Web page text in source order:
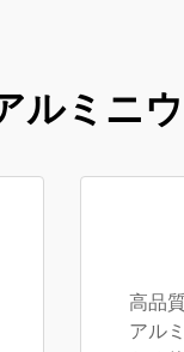
ルミニ
高品
アル